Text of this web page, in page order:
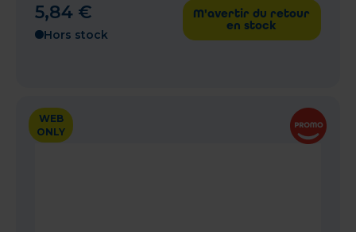
5,84 €
Hors stock
M'avertir du retour
en stock
WEB
ONLY